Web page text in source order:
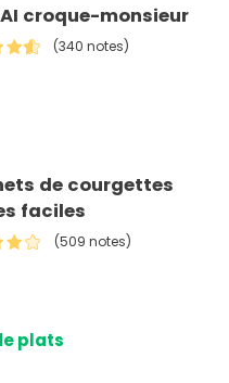
croque-monsieur
(340 notes)
de courgettes
faciles
(509 notes)
plats